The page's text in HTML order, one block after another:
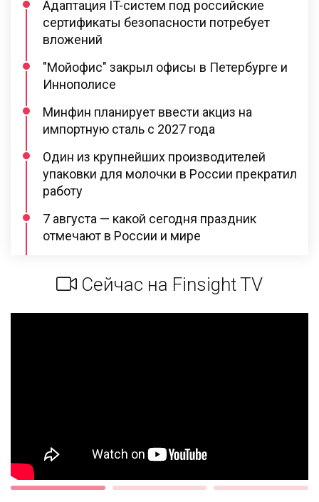
Адаптация IT-систем под российские
сертификаты безопасности потребует
вложений
"Мойофис" закрыл офисы в Петербурге и
Иннополисе
Минфин планирует ввести акциз на
импортную сталь с 2027 года
Один из крупнейших производителей
упаковки для молочки в России прекратил
работу
7 августа — какой сегодня праздник
отмечают в России и мире
Сейчас на Finsight TV